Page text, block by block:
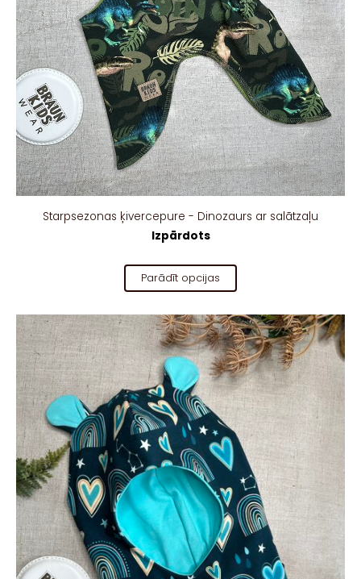
Starpsezonas ķivercepure - Dinozaurs ar salātzaļu
Izpārdots
Parādīt opcijas